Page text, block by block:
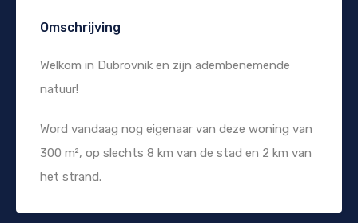
Omschrijving
Welkom in Dubrovnik en zijn adembenemende
natuur!
Word vandaag nog eigenaar van deze woning van
300 m², op slechts 8 km van de stad en 2 km van
het strand.